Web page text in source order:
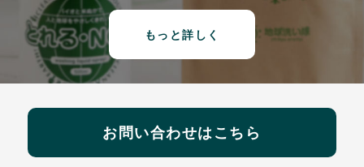
もっと詳しく
お問い合わせはこちら